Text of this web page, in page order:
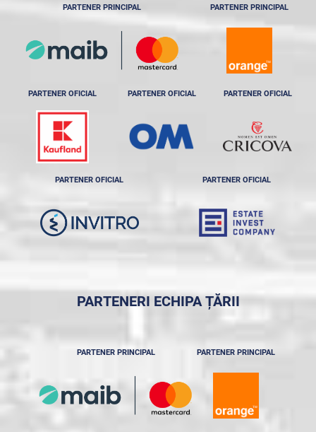
PARTENER PRINCIPAL PARTENER PRINCIPAL
PARTENER OFICIAL PARTENER OFICIAL PARTENER OFICIAL
PARTENER OFICIAL PARTENER OFICIAL
PARTENERI ECHIPA ȚĂRII
PARTENER PRINCIPAL PARTENER PRINCIPAL